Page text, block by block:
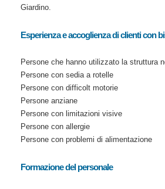
Giardino.
Esperienza e accoglienza di clienti con
Persone che hanno utilizzato la struttura
Persone con sedia a rotelle
Persone con difficolt motorie
Persone anziane
Persone con limitazioni visive
Persone con allergie
Persone con problemi di alimentazione
Formazione del personale